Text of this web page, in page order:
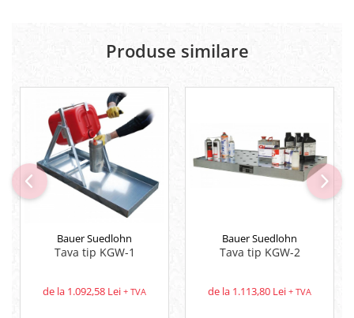
Produse similare
Bauer Suedlohn
Tava tip KGW-1
de la 1.092,58 Lei + TVA
Bauer Suedlohn
Tava tip KGW-2
de la 1.113,80 Lei + TVA